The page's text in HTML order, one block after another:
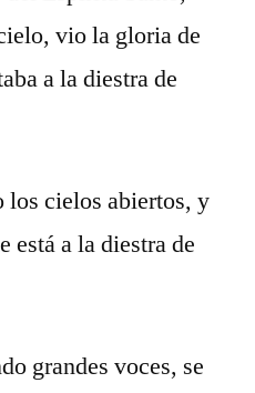
vio la gloria de
a la diestra de
cielos abiertos, y
está a la diestra de
grandes voces, se